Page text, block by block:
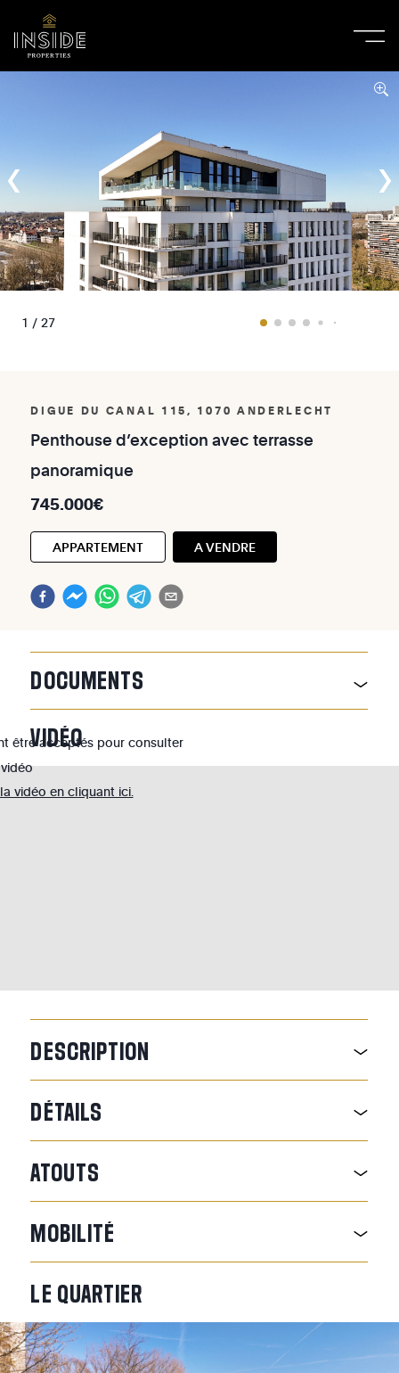
1 / 27
DIGUE DU CANAL 115, 1070 ANDERLECHT
Penthoused’exceptionavecterrasse
panoramique
745.000€
APPARTEMENT A VENDRE
DOCUMENTS
VIDÉO
être acceptés pour consulter
vidéo en cliquant ici.
DESCRIPTION
DÉTAILS
ATOUTS
MOBILITÉ
LE QUARTIER